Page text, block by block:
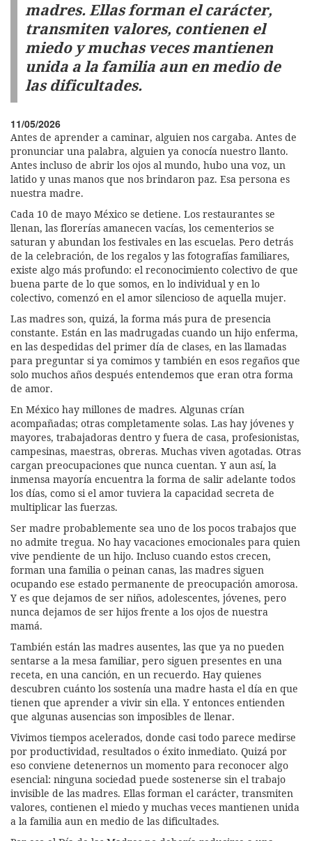
madres. Ellas forman el carácter,
transmiten valores, contienen el
miedo y muchas veces mantienen
unida a la familia aun en medio de
las dificultades.
11/05/2026
Antes de aprender a caminar, alguien nos cargaba. Antes de
pronunciar una palabra, alguien ya conocía nuestro llanto.
Antes incluso de abrir los ojos al mundo, hubo una voz, un
latido y unas manos que nos brindaron paz. Esa persona es
nuestra madre.
Cada 10 de mayo México se detiene. Los restaurantes se
llenan, las florerías amanecen vacías, los cementerios se
saturan y abundan los festivales en las escuelas. Pero detrás
de la celebración, de los regalos y las fotografías familiares,
existe algo más profundo: el reconocimiento colectivo de que
buena parte de lo que somos, en lo individual y en lo
colectivo, comenzó en el amor silencioso de aquella mujer.
Las madres son, quizá, la forma más pura de presencia
constante. Están en las madrugadas cuando un hijo enferma,
en las despedidas del primer día de clases, en las llamadas
para preguntar si ya comimos y también en esos regaños que
solo muchos años después entendemos que eran otra forma
de amor.
En México hay millones de madres. Algunas crían
acompañadas; otras completamente solas. Las hay jóvenes y
mayores, trabajadoras dentro y fuera de casa, profesionistas,
campesinas, maestras, obreras. Muchas viven agotadas. Otras
cargan preocupaciones que nunca cuentan. Y aun así, la
inmensa mayoría encuentra la forma de salir adelante todos
los días, como si el amor tuviera la capacidad secreta de
multiplicar las fuerzas.
Ser madre probablemente sea uno de los pocos trabajos que
no admite tregua. No hay vacaciones emocionales para quien
vive pendiente de un hijo. Incluso cuando estos crecen,
forman una familia o peinan canas, las madres siguen
ocupando ese estado permanente de preocupación amorosa.
Y es que dejamos de ser niños, adolescentes, jóvenes, pero
nunca dejamos de ser hijos frente a los ojos de nuestra
mamá.
También están las madres ausentes, las que ya no pueden
sentarse a la mesa familiar, pero siguen presentes en una
receta, en una canción, en un recuerdo. Hay quienes
descubren cuánto los sostenía una madre hasta el día en que
tienen que aprender a vivir sin ella. Y entonces entienden
que algunas ausencias son imposibles de llenar.
Vivimos tiempos acelerados, donde casi todo parece medirse
por productividad, resultados o éxito inmediato. Quizá por
eso conviene detenernos un momento para reconocer algo
esencial: ninguna sociedad puede sostenerse sin el trabajo
invisible de las madres. Ellas forman el carácter, transmiten
valores, contienen el miedo y muchas veces mantienen unida
a la familia aun en medio de las dificultades.